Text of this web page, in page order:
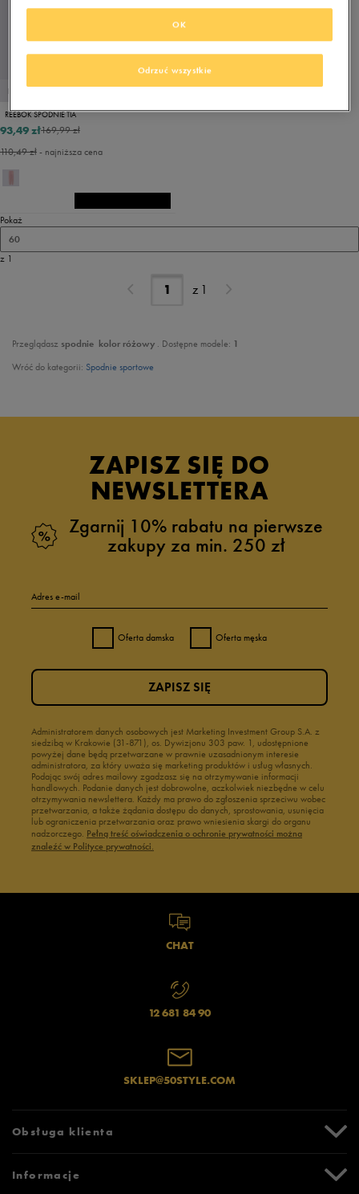
REEBOK SPODNIE TIA
169,99 zł
93,49 zł
110,49 zł- najniższa cena
Pokaż
60
z 1
z 1
Przeglądasz spodnie kolor różowy . Dostępne modele: 1
Wróć do kategorii: Spodnie sportowe
ZAPISZ SIĘ DO
NEWSLETTERA
Zgarnij 10% rabatu na pierwsze
zakupy za min. 250 zł
Adres e-mail
Oferta damska Oferta męska
Administratorem danych osobowych jest Marketing Investment Group S.A. z
siedzibą w Krakowie (31-871), os. Dywizjonu 303 paw. 1, udostępnione
powyżej dane będą przetwarzane w prawnie uzasadnionym interesie
administratora, za który uważa się marketing produktów i usług własnych.
Podając swój adres mailowy zgadzasz się na otrzymywanie informacji
handlowych. Podanie danych jest dobrowolne, aczkolwiek niezbędne w celu
otrzymywania newslettera. Każdy ma prawo do zgłoszenia sprzeciwu wobec
przetwarzania, a także żądania dostępu do danych, sprostowania, usunięcia
lub ograniczenia przetwarzania oraz prawo wniesienia skargi do organu
nadzorczego. Pełną treść oświadczenia o ochronie prywatności można
znaleźć w Polityce prywatności.
ZAPISZ SIĘ
CHAT
12 681 84 90
SKLEP@50STYLE.COM
Obsługa klienta
Zwroty i reklamacje
Informacje
Odrzuć wszystkie
OK